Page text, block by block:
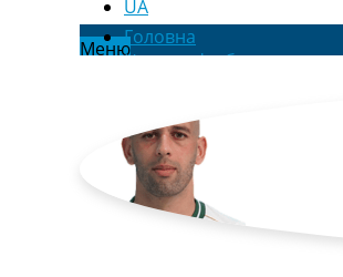
UA
МенюГоловна
Новини футболу
Футбольні трансфери
Останні коментарі
Конкурс прогнозів
Логін